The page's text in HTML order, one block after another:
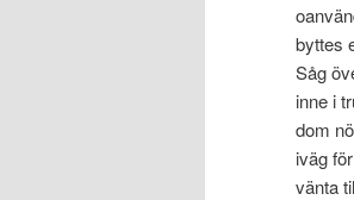
byttes
Såg
inne i
dom
iväg
vänta